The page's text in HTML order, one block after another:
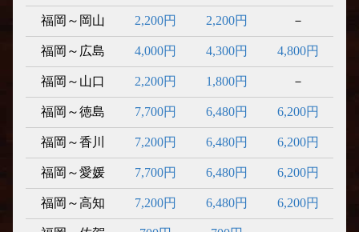
福岡～岡山 2,200円 2,200円 －
福岡～広島 4,000円 4,300円 4,800円
福岡～山口 2,200円 1,800円 －
福岡～徳島 7,700円 6,480円 6,200円
福岡～香川 7,200円 6,480円 6,200円
福岡～愛媛 7,700円 6,480円 6,200円
福岡～高知 7,200円 6,480円 6,200円